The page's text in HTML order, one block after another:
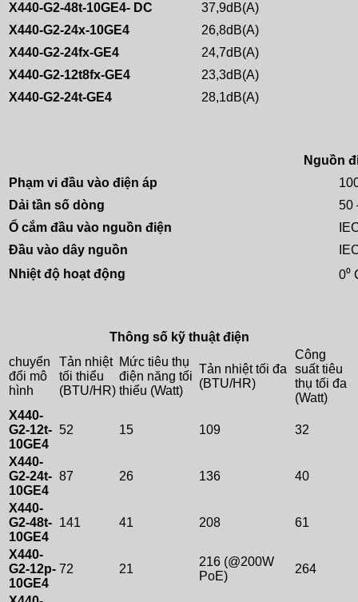
X440-G2-48t-10GE4- DC
37,9dB(A)
X440-G2-24x-10GE4
26,8dB(A)
X440-G2-24fx-GE4
24,7dB(A)
X440-G2-12t8fx-GE4
23,3dB(A)
X440-G2-24t-GE4
28,1dB(A)
Nguồn
Phạm vi đầu vào điện áp
Dải tần số dòng
50
Ổ cắm đầu vào nguồn điện
Đầu vào dây nguồn
Nhiệt độ hoạt động
0⁰
Thông số kỹ thuật điện
chuyển
đổi mô
hình
Tản nhiệt
tối thiểu
(BTU/HR)
Mức tiêu thụ
điện năng tối
thiểu (Watt)
Tản nhiệt tối đa
(BTU/HR)
Công
suất tiêu
thụ tối đa
(Watt)
X440-
G2-12t-
10GE4
52 15 109 32
X440-
G2-24t-
10GE4
87 26 136 40
X440-
G2-48t-
10GE4
141 41 208 61
X440-
G2-12p-
10GE4
72 21
216 (@200W
PoE)
264